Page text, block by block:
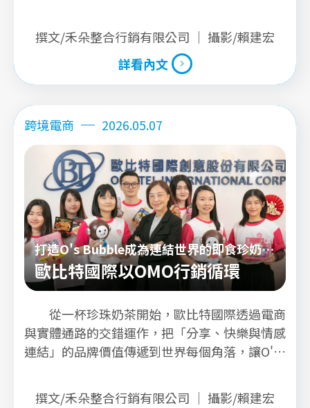
場，為品牌開啟一條新的成長路徑。
撰文/禾朵整合行銷有限公司 ｜ 攝影/賴建宏
詳看內文
跨境電商
2026.05.07
打造O's Bubble成為連結世界的即食珍奶品
牌
歐比特國際以OMO行銷循環
從一杯珍珠奶茶開始，歐比特國際透過電商
與實體通路的交錯運作，把「分享、快樂與情感
連結」的品牌價值傳遞到世界每個角落，讓O's
撰文/禾朵整合行銷有限公司 ｜ 攝影/賴建宏